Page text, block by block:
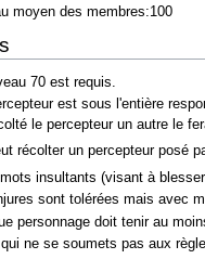
moyen des membres:100
70 est requis.
est sous l'entière
le percepteur un autre le
récolter un percepteur posé
mots insultants (visant à
sont tolérées mais avec
personnage doit tenir au
ne se soumets pas aux